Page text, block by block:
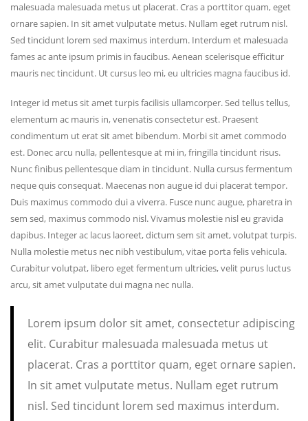
malesuada malesuada metus ut placerat. Cras a porttitor quam, eget
ornare sapien. In sit amet vulputate metus. Nullam eget rutrum nisl.
Sed tincidunt lorem sed maximus interdum. Interdum et malesuada
fames ac ante ipsum primis in faucibus. Aenean scelerisque efficitur
mauris nec tincidunt. Ut cursus leo mi, eu ultricies magna faucibus id.
Integer id metus sit amet turpis facilisis ullamcorper. Sed tellus tellus,
elementum ac mauris in, venenatis consectetur est. Praesent
condimentum ut erat sit amet bibendum. Morbi sit amet commodo
est. Donec arcu nulla, pellentesque at mi in, fringilla tincidunt risus.
Nunc finibus pellentesque diam in tincidunt. Nulla cursus fermentum
neque quis consequat. Maecenas non augue id dui placerat tempor.
Duis maximus commodo dui a viverra. Fusce nunc augue, pharetra in
sem sed, maximus commodo nisl. Vivamus molestie nisl eu gravida
dapibus. Integer ac lacus laoreet, dictum sem sit amet, volutpat turpis.
Nulla molestie metus nec nibh vestibulum, vitae porta felis vehicula.
Curabitur volutpat, libero eget fermentum ultricies, velit purus luctus
arcu, sit amet vulputate dui magna nec nulla.
Lorem ipsum dolor sit amet, consectetur adipiscing
elit. Curabitur malesuada malesuada metus ut
placerat. Cras a porttitor quam, eget ornare sapien.
In sit amet vulputate metus. Nullam eget rutrum
nisl. Sed tincidunt lorem sed maximus interdum.